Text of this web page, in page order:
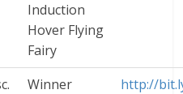
Induction
Hover Flying
Fairy
Winner
http://